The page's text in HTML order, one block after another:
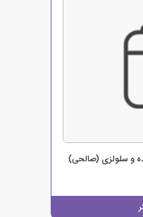
و سلولزی (صالحی)